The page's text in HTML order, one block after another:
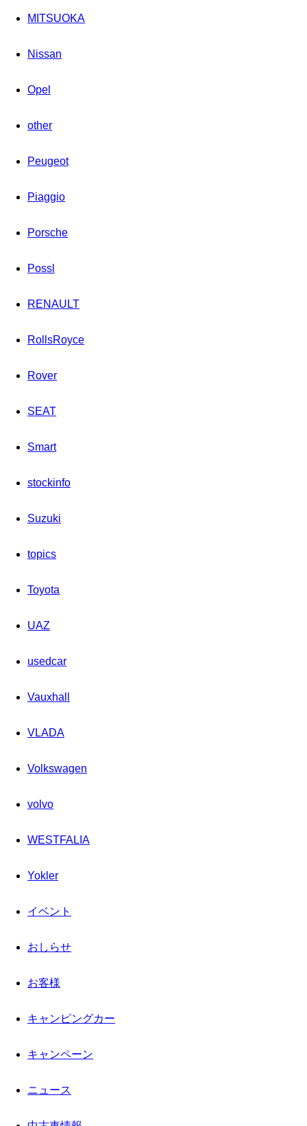
MITSUOKA
Nissan
Opel
other
Peugeot
Piaggio
Porsche
Possl
RENAULT
RollsRoyce
Rover
SEAT
Smart
stockinfo
Suzuki
topics
Toyota
UAZ
usedcar
Vauxhall
VLADA
Volkswagen
volvo
WESTFALIA
Yokler
イベント
おしらせ
お客様
キャンピングカー
キャンペーン
ニュース